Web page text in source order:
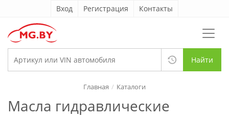
Вход Регистрация Контакты
Найти
Масла гидравлические
Главная Каталоги